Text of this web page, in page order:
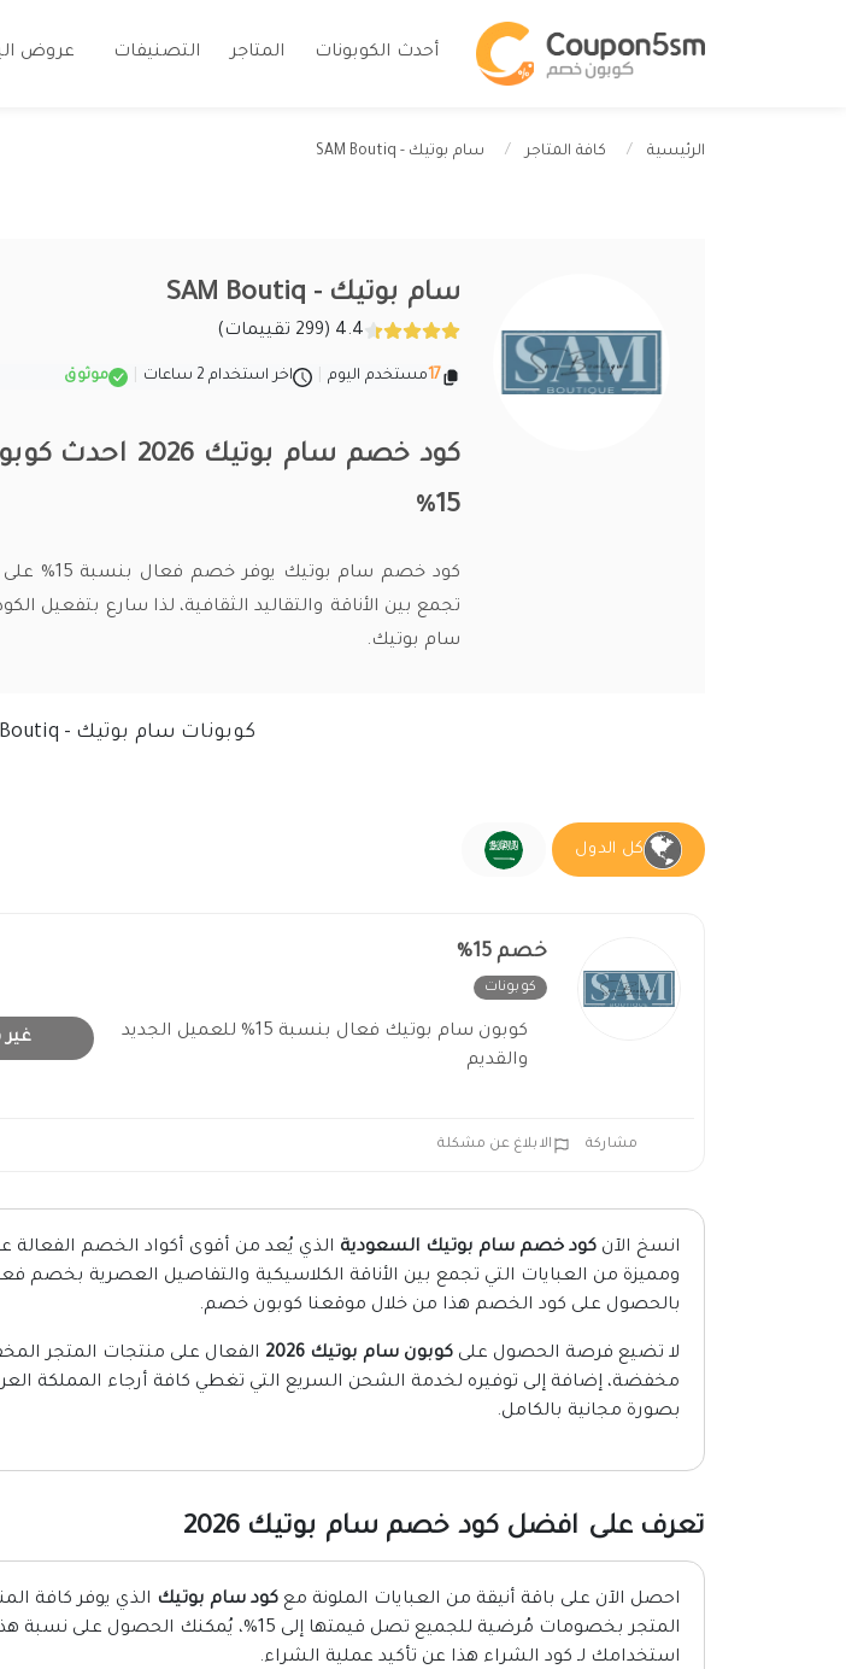
أحدث الكوبونات المتاجر التصنيفات عروض
الرئيسية كافة المتاجر سام بوتيك - SAM Boutiq
سام بوتيك - SAM Boutiq
4.4 (299 تقييمات)
17 مستخدم اليوم اخر استخدام 2 ساعات موثوق
15%
كود خصم
تجمع بين الأناقة والتقاليد الثقافية، لذا سارع
سام بوتيك.
كوبونات سام بوتيك - SAM Boutiq غير فعالة حاليا
كل الدول
خصم 15%
كوبونات
كوبون سام بوتيك فعال بنسبة 15% للعميل الجديد
والقديم
غير
مشاركة الابلاغ عن مشكلة
انسخ الآن كود خصم سام بوتيك السعودية الذي يُعد من أقوى أكواد الخصم الفعالة
بالحصول على كود الخصم هذا من خلال موقعنا كوبون خصم.
لا تضيع فرصة الحصول على كوبون سام بوتيك 2026
الفعال على منتجات المتجر
مخفضة، إضافة إلى توفيره لخدمة الشحن السريع التي تغطي كافة أرجاء المملكة
بصورة مجانية بالكامل.
تعرف على افضل كود خصم سام بوتيك 2026
احصل الآن على باقة أنيقة من العبايات الملونة مع كود سام بوتيك الذي يوفر كافة
المتجر بخصومات مُرضية للجميع تصل قيمتها إلى 15%، يُمكنك
استخدامك لـ كود الشراء هذا عن تأكيد عملية الشراء.